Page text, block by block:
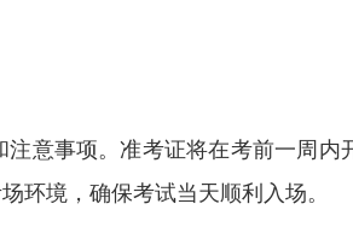
意事项。准考证将在考前一周内
环境，确保考试当天顺利入场。